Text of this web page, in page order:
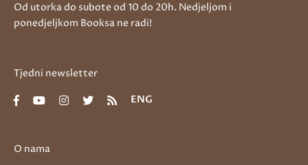
O nama
Od utorka do subote od 10 do 20h. Nedjeljom i
ponedjeljkom Booksa ne radi!
Tjedni newsletter
ENG